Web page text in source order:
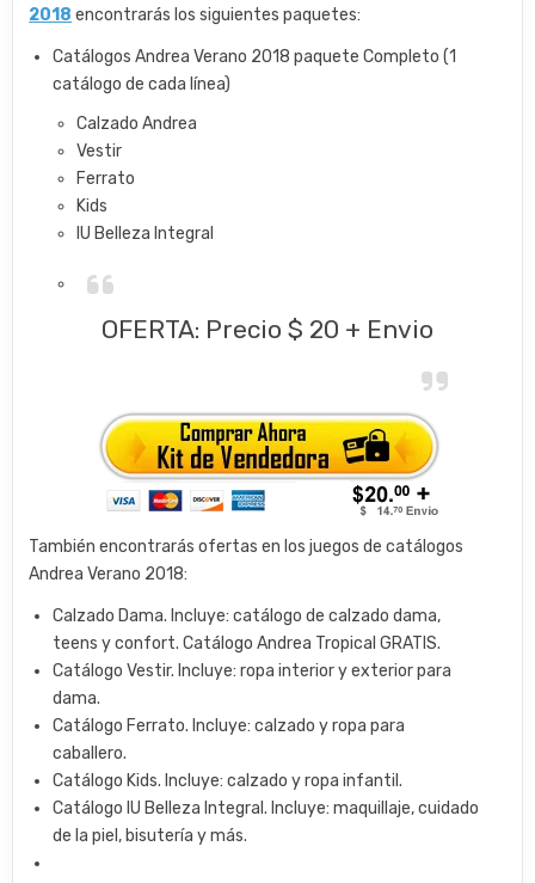
2018 encontrarás los siguientes paquetes:
Catálogos Andrea Verano 2018 paquete Completo (1
catálogo de cada línea)
Calzado Andrea
Vestir
Ferrato
Kids
IU Belleza Integral
OFERTA: Precio $ 20 + Envio
También encontrarás ofertas en los juegos de catálogos
Andrea Verano 2018:
Calzado Dama. Incluye: catálogo de calzado dama,
teens y confort. Catálogo Andrea Tropical GRATIS.
Catálogo Vestir. Incluye: ropa interior y exterior para
dama.
Catálogo Ferrato. Incluye: calzado y ropa para
caballero.
Catálogo Kids. Incluye: calzado y ropa infantil.
Catálogo IU Belleza Integral. Incluye: maquillaje, cuidado
de la piel, bisutería y más.